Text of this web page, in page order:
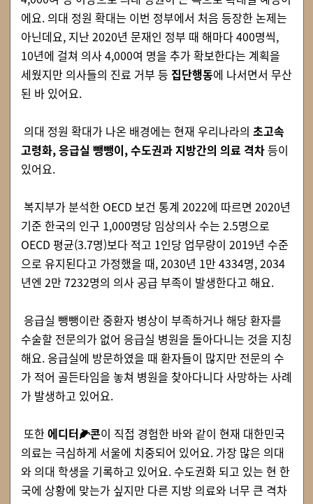
에요. 의대 정원 확대는 이번 정부에서 처음 등장한 논제는
아닌데요, 지난 2020년 문재인 정부 때 해마다 400명씩,
10년에 걸쳐 의사 4,000여 명을 추가 확보한다는 계획을
세웠지만 의사들의 진료 거부 등 집단행동에 나서면서 무산
된 바 있어요.
의대 정원 확대가 나온 배경에는 현재 우리나라의 초고속
고령화, 응급실 뺑뺑이, 수도권과 지방간의 의료 격차등이
있어요.
복지부가 분석한 OECD 보건 통계 2022에 따르면 2020년
기준 한국의 인구 1,000명당 임상의사 수는 2.5명으로
OECD 평균(3.7명)보다 적고 1인당 업무량이 2019년 수준
으로 유지된다고 가정했을 때, 2030년 1만 4334명, 2034
년엔 2만 7232명의 의사 공급 부족이 발생한다고 해요.
응급실 뺑뺑이란 중환자 병상이 부족하거나 해당 환자를
수술할 전문의가 없어 응급실 병원을 돌아다니는 것을 지칭
해요. 응급실에 방문하였을 때 환자들이 많지만 전문의 수
가 적어 골든타임을 놓쳐 병원을 찾아다니다 사망하는 사례
가 발생하고 있어요.
또한에디터🌽콘이 직접 경험한 바와 같이 현재 대한민국
의료는 극심하게 서울에 치중되어 있어요. 가장 많은 의대
와 의대 학생을 기록하고 있어요. 수도권화 되고 있는 현 한
국에 상황에 맞는가 싶지만 다른 지방 의료와 너무 큰 격차